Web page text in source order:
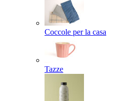
Coccole per la casa
Tazze